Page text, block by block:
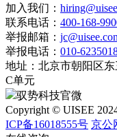
加入我们：
联系电话： 400-168-
举报邮箱：
举报电话： 010-
地址： 北京市朝阳区
C单元
驭势科技官微
Copyright © UISEE
ICP备16018555号 京公